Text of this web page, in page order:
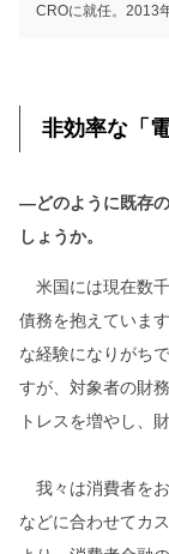
CROに就任。2013
非効率な「
―どのように既存
しょうか。
米国には現在数
債務を抱えていま
な経験になりがち
すが、対象者の財
トレスを増やし、
我々は消費者を
などに合わせてカ